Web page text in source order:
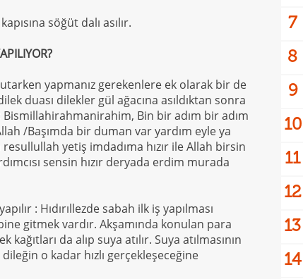
söğüt dalı asılır.
yapmanız gerekenlere ek olarak bir de
duası dilekler gül ağacına asıldıktan sonra
Bismillahirahmanirahim, Bin bir adım bir adım
/Başımda bir duman var yardım eyle ya
yetiş imdadıma hızır ile Allah birsin
sensin hızır deryada erdim murada
: Hıdırıllezde sabah ilk iş yapılması
gitmek vardır. Akşamında konulan para
da alıp suya atılır. Suya atılmasının
o kadar hızlı gerçekleşeceğine
7
8
9
10
11
12
13
14